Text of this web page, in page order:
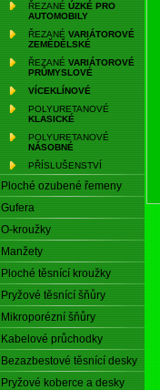
ŘEZANÉ ÚZKÉ PRO
AUTOMOBILY
ŘEZANÉ VARIÁTOROVÉ
ZEMĚDĚLSKÉ
ŘEZANÉ VARIÁTOROVÉ
PRŮMYSLOVÉ
VÍCEKLÍNOVÉ
POLYURETANOVÉ
KLASICKÉ
POLYURETANOVÉ
NÁSOBNÉ
PŘÍSLUŠENSTVÍ
Ploché ozubené řemeny
Gufera
O-kroužky
Manžety
Ploché těsnící kroužky
Pryžové těsnící šňůry
Mikroporézní šňůry
Kabelové průchodky
Bezazbestové těsnící desky
Pryžové koberce a desky